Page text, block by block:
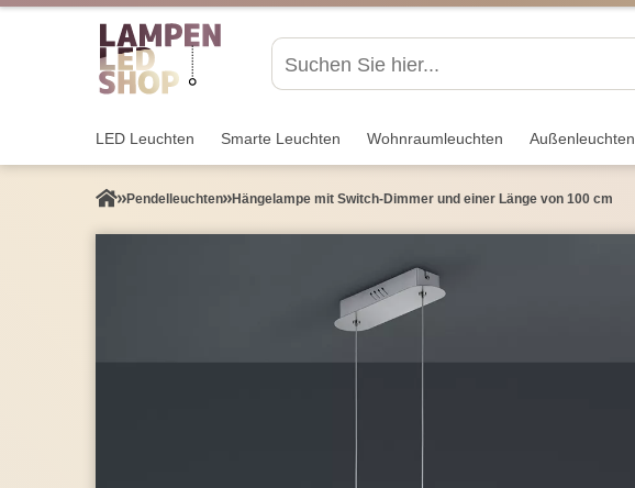
LED Leuchten Smarte Leuchten Wohnraum­leuchten Außen­leuchten
Pendel­leuchten Hängelampe mit Switch-Dimmer und einer Länge von 100 cm